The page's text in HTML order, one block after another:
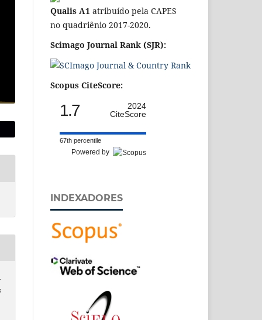
Qualis A1 atribuído pela CAPES
no quadriênio 2017-2020.
Scimago Journal Rank (SJR):
Scopus CiteScore:
1.7
2024
CiteScore
67th percentile
Powered by
INDEXADORES